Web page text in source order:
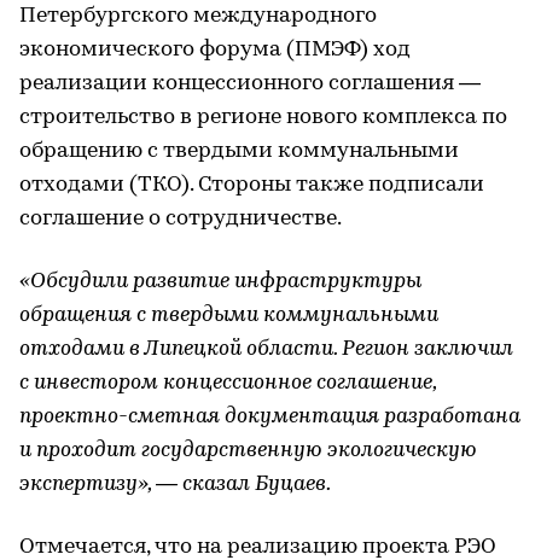
Петербургского международного
экономического форума (ПМЭФ) ход
реализации концессионного соглашения —
строительство в регионе нового комплекса по
обращению с твердыми коммунальными
отходами (ТКО). Стороны также подписали
соглашение о сотрудничестве.
«Обсудили развитие инфраструктуры
обращения с твердыми коммунальными
отходами в Липецкой области. Регион заключил
с инвестором концессионное соглашение,
проектно-сметная документация разработана
и проходит государственную экологическую
экспертизу», — сказал Буцаев.
Отмечается, что на реализацию проекта РЭО